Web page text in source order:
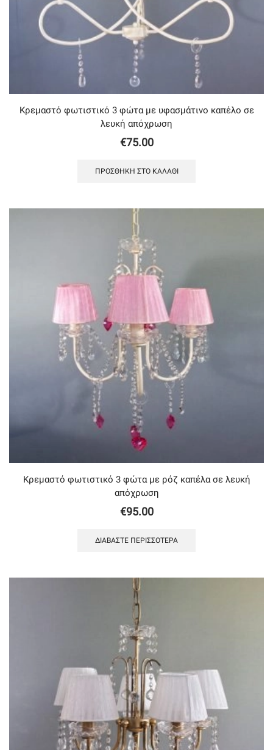
Κρεμαστό φωτιστικό 3 φώτα με υφασμάτινο καπέλο σε
λευκή απόχρωση
€75.00
ΠΡΟΣΘΉΚΗ ΣΤΟ ΚΑΛΆΘΙ
Κρεμαστό φωτιστικό 3 φώτα με ρόζ καπέλα σε λευκή
απόχρωση
€95.00
ΔΙΑΒΆΣΤΕ ΠΕΡΙΣΣΌΤΕΡΑ